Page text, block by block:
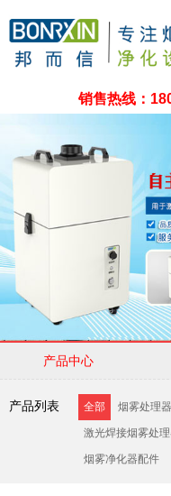
销售热线：
产品中心
产品列表 全部 烟雾处理器
激光焊接烟雾处
烟雾净化器配件